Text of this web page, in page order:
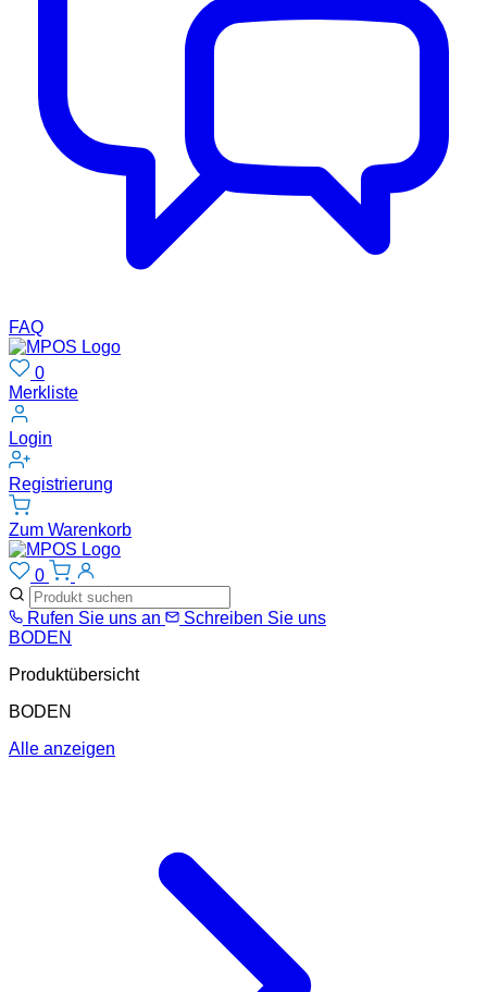
FAQ
0
Merkliste
Login
Registrierung
Zum Warenkorb
0
Rufen Sie uns an
Schreiben Sie uns
BODEN
Produktübersicht
BODEN
Alle anzeigen